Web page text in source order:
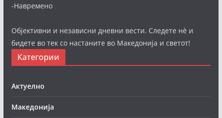
-Навремено
Објективни и независни дневни вести. Следете нè и
бидете во тек со настаните во Македонија и светот!
Категории
Актуелно
Македонија